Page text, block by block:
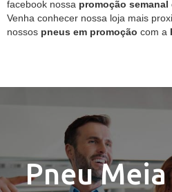
facebook nossa promoção
Venha conhecer nossa loja mais
nossos pneus em promoção com a
Pneu